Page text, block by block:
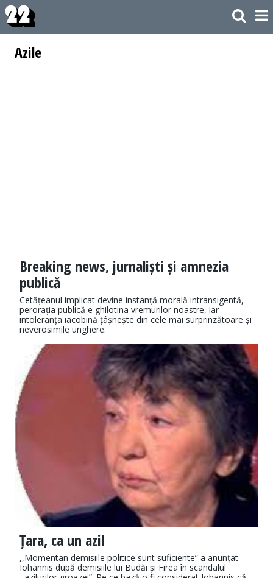
Azile
Breaking news, jurnaliști și amnezia
publică
Cetățeanul implicat devine instanță morală intransigentă,
perorația publică e ghilotina vremurilor noastre, iar
intoleranța iacobină țâșnește din cele mai surprinzătoare și
neverosimile unghere.
Țara, ca un azil
,,Momentan demisiile politice sunt suficiente” a anunțat
Iohannis după demisiile lui Budăi și Firea în scandalul